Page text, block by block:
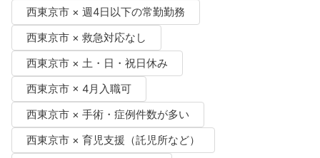
西東京市 × 週4日以下の常勤勤務
西東京市 × 救急対応なし
西東京市 × 土・日・祝日休み
西東京市 × 4月入職可
西東京市 × 手術・症例件数が多い
西東京市 × 育児支援（託児所など）